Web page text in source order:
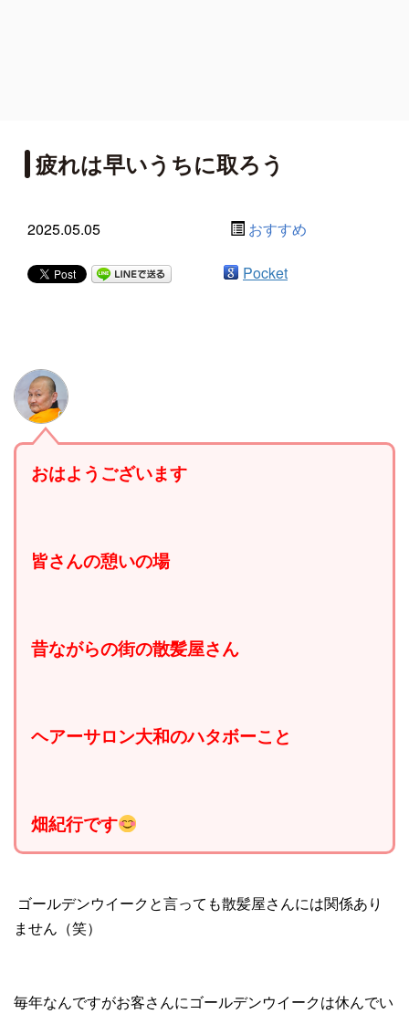
疲れは早いうちに取ろう
2025.05.05 おすすめ
Pocket
おはようございます
皆さんの憩いの場
昔ながらの街の散髪屋さん
ヘアーサロン大和のハタボーこと
畑紀行です
ゴールデンウイークと言っても散髪屋さんには関係あり
ません（笑）
毎年なんですがお客さんにゴールデンウイークは休んでい